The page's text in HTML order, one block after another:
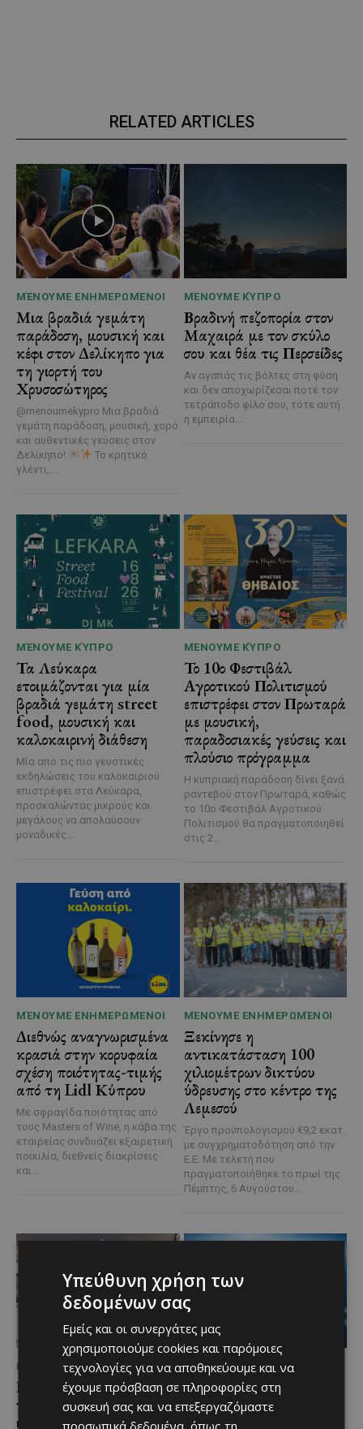
RELATED ARTICLES
ΜΈΝΟΥΜΕ ΕΝΗΜΕΡΩΜΈΝΟΙ
Μια βραδιά γεμάτη
παράδοση, μουσική και
κέφι στον Δελίκηπο για
τη γιορτή του
Χρυσοσώτηρος
@menoumekypro Μια βραδιά
γεμάτη παράδοση, μουσική, χορό
και αυθεντικές γεύσεις στον
Δελίκηπο!
Το κρητικό
γλέντι,...
ΜΈΝΟΥΜΕ ΚΎΠΡΟ
Βραδινή πεζοπορία στον
Μαχαιρά με τον σκύλο
σου και θέα τις Περσείδες
Αν αγαπάς τις βόλτες στη φύση
και δεν αποχωρίζεσαι ποτέ τον
τετράποδο φίλο σου, τότε αυτή
η εμπειρία...
ΜΈΝΟΥΜΕ ΚΎΠΡΟ
Τα Λεύκαρα
ετοιμάζονται για μία
βραδιά γεμάτη street
food, μουσική και
καλοκαιρινή διάθεση
Μία από τις πιο γευστικές
εκδηλώσεις του καλοκαιριού
επιστρέφει στα Λεύκαρα,
προσκαλώντας μικρούς και
μεγάλους να απολαύσουν
μοναδικές...
ΜΈΝΟΥΜΕ ΚΎΠΡΟ
Το 10ο Φεστιβάλ
Αγροτικού Πολιτισμού
επιστρέφει στον Πρωταρά
με μουσική,
παραδοσιακές γεύσεις και
πλούσιο πρόγραμμα
Η κυπριακή παράδοση δίνει ξανά
ραντεβού στον Πρωταρά, καθώς
το 10ο Φεστιβάλ Αγροτικού
Πολιτισμού θα πραγματοποιηθεί
στις 2...
ΜΈΝΟΥΜΕ ΕΝΗΜΕΡΩΜΈΝΟΙ
Διεθνώς αναγνωρισμένα
κρασιά στην κορυφαία
σχέση ποιότητας-τιμής
από τη Lidl Κύπρου
Με σφραγίδα ποιότητας από
τους Masters of Wine, η κάβα της
εταιρείας συνδυάζει εξαιρετική
ποικιλία, διεθνείς διακρίσεις
και...
ΜΈΝΟΥΜΕ ΕΝΗΜΕΡΩΜΈΝΟΙ
Ξεκίνησε η
αντικατάσταση 100
χιλιομέτρων δικτύου
ύδρευσης στο κέντρο της
Λεμεσού
Έργο προϋπολογισμού €9,2 εκατ.
με συγχρηματοδότηση από την
Ε.Ε. Με τελετή που
πραγματοποιήθηκε το πρωί της
Πέμπτης, 6 Αυγούστου...
ΜΈΝΟΥΜΕ ΕΝΗΜΕΡΩΜΈΝΟΙ
Η Mercedes-Benz
γιορτάζει έναν αιώνα
ιστορίας και κοιτάζει
ΜΈΝΟΥΜΕ ΕΝΗΜΕΡΩΜΈΝΟΙ
Ο τουρισμός ως εθνική
υπόθεση
Υπεύθυνη χρήση των
δεδομένων σας
Εμείς και οι συνεργάτες μας
χρησιμοποιούμε cookies και παρόμοιες
τεχνολογίες για να αποθηκεύουμε και να
έχουμε πρόσβαση σε πληροφορίες στη
συσκευή σας και να επεξεργαζόμαστε
προσωπικά δεδομένα, όπως τη